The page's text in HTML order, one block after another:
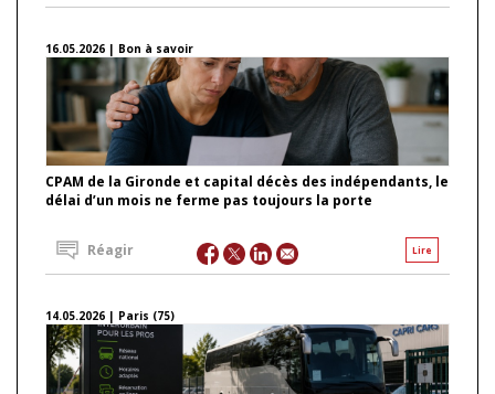
16.05.2026 | Bon à savoir
CPAM de la Gironde et capital décès des indépendants, le
délai d’un mois ne ferme pas toujours la porte
Lire
Réagir
14.05.2026 | Paris (75)